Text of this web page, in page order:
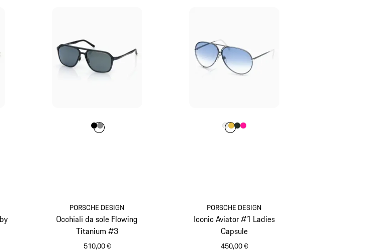
PORSCHE DESIGN
Occhiali da sole Flowing
Titanium #3
510,00 €
Colore
ColoreColore
PORSCHE DESIGN
Iconic Aviator #1 Ladies
Capsule
450,00 €
Colore
ColoreBianco
Colore
ColoreColore